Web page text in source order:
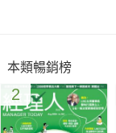
本類暢銷榜
2